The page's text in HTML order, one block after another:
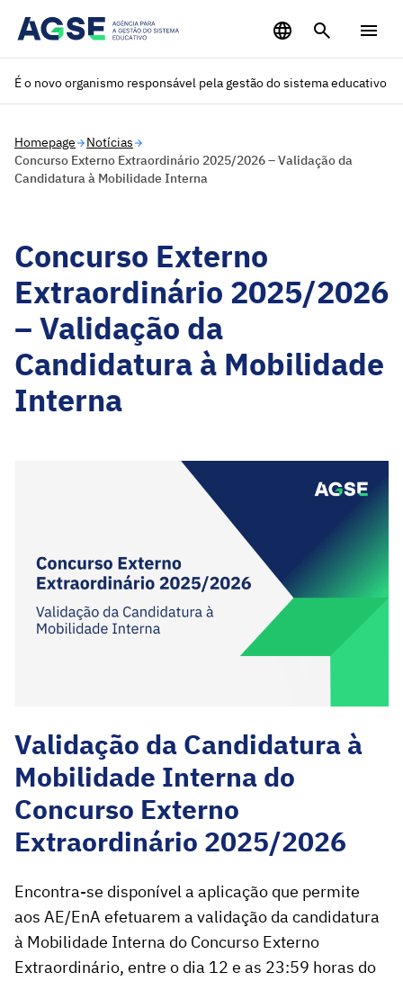
É o novo organismo responsável pela gestão do sistema educativo
Homepage
Notícias
Concurso Externo Extraordinário 2025/2026 – Validação da
Candidatura à Mobilidade Interna
Concurso Externo
Extraordinário 2025/2026
– Validação da
Candidatura à Mobilidade
Interna
Validação da Candidatura à
Mobilidade Interna do
Concurso Externo
Extraordinário 2025/2026
Encontra-se disponível a aplicação que permite
aos AE/EnA efetuarem a validação da candidatura
à Mobilidade Interna do Concurso Externo
Extraordinário, entre o dia 12 e as 23:59 horas do